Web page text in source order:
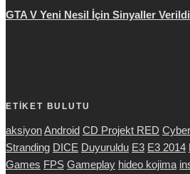
GTA V Yeni Nesil İçin Sinyaller
ETİKET BULUTU
aksiyonAndroid CD Projekt RED
Stranding DICE Duyuruldu E3 E3 2014
Games FPS Gameplay hideo kojima